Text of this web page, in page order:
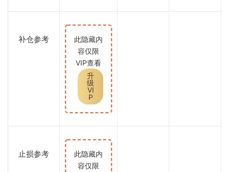
补仓参考
此隐藏内
容仅限
VIP查看
升
级
VI
P
止损参考
此隐藏内
容仅限